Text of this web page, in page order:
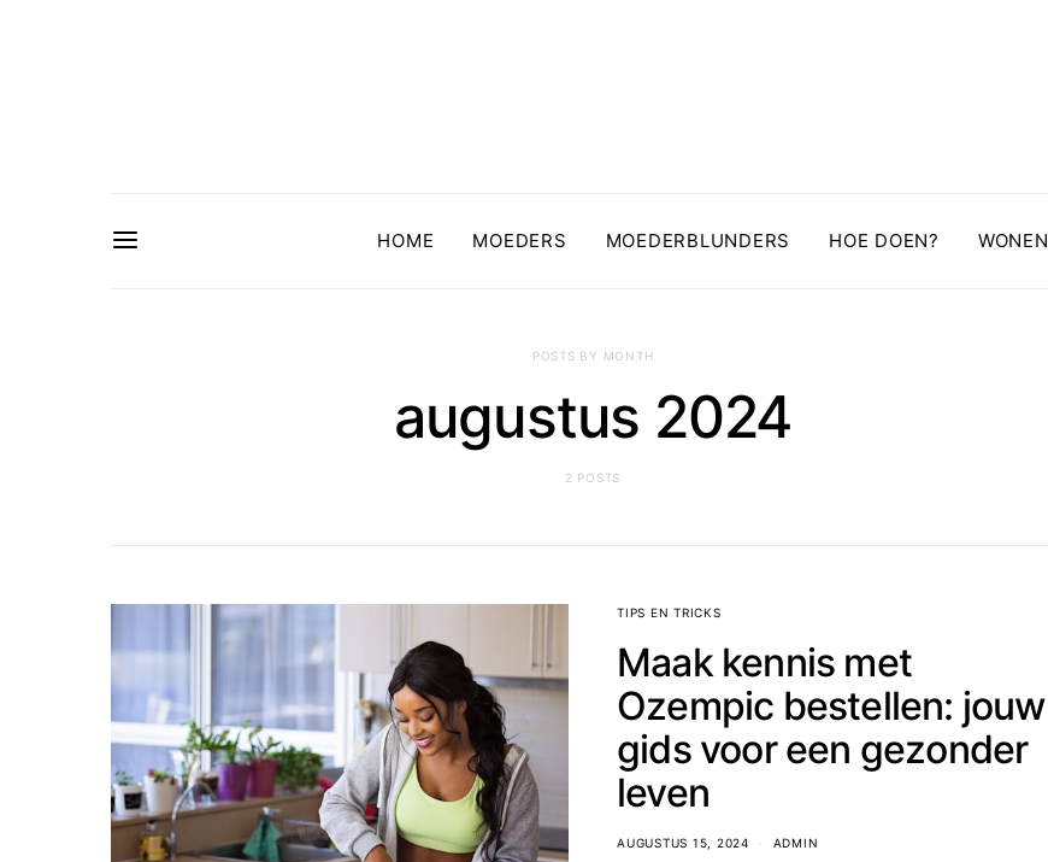
HOME MOEDERS MOEDERBLUNDERS HOE DOEN? WONEN
POSTS BY MONTH
augustus 2024
2 POSTS
TIPS EN TRICKS
Maak kennis met
Ozempic bestellen: jouw
gids voor een gezonder
leven
AUGUSTUS 15, 2024 ADMIN